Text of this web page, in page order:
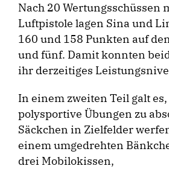
Nach 20 Wertungsschüssen
Luftpistole lagen Sina und
160 und 158 Punkten auf
und fünf. Damit konnten
ihr derzeitiges
In einem zweiten Teil galt
polysportive Übungen zu
Säckchen in Ziel­felder
einem umgedrehten
drei Mobilokissen,